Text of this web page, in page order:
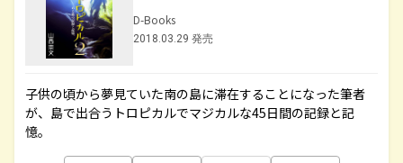
D-Books
2018.03.29 発売
子供の頃から夢見ていた南の島に滞在することになった筆者
が、島で出合うトロピカルでマジカルな45日間の記録と記
憶。